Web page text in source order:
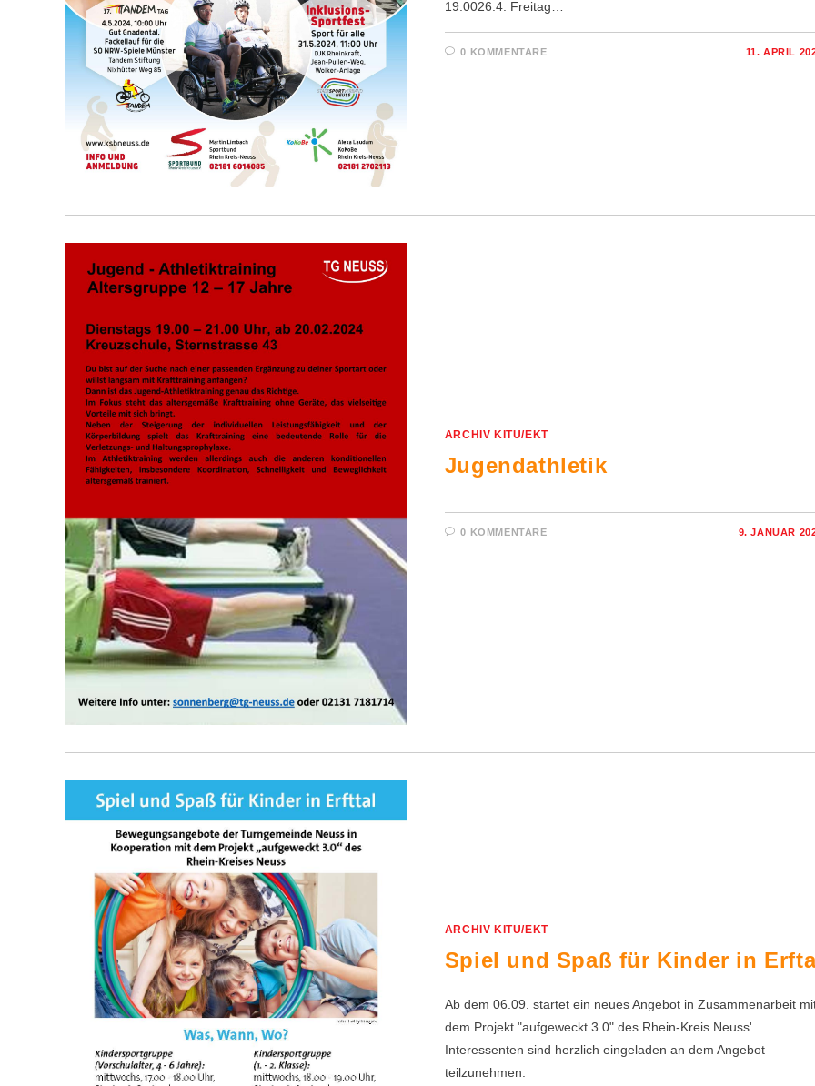
19:0026.4. Freitag…
0 KOMMENTARE 11. APRIL
ARCHIV KITU/EKT
Jugendathletik
0 KOMMENTARE 9. JANUAR
ARCHIV KITU/EKT
Spiel und Spaß für Kinder in
Ab dem 06.09. startet ein neues Angebot in Zusammenarbeit
dem Projekt "aufgeweckt 3.0" des Rhein-Kreis Neuss'.
Interessenten sind herzlich eingeladen an dem Angebot
teilzunehmen.